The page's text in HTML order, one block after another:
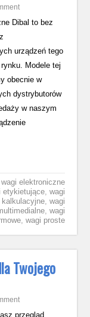
Dibal to bez
urządzeń tego
Modele tej
obecnie w
dystrybutorów
w naszym
wagi elektroniczne
etykietujące, wagi
kalkulacyjne, wagi
, wagi
, wagi proste
Twojego
przegląd